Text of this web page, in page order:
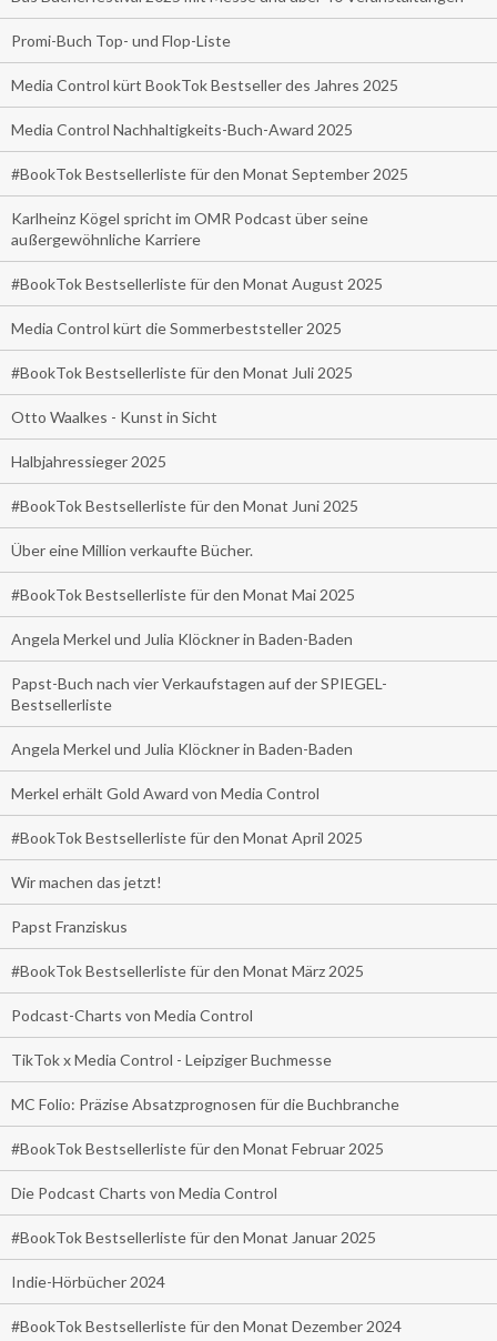
Promi-Buch Top- und Flop-Liste
Media Control kürt BookTok Bestseller des Jahres 2025
Media Control Nachhaltigkeits-Buch-Award 2025
#BookTok Bestsellerliste für den Monat September 2025
Karlheinz Kögel spricht im OMR Podcast über seine
außergewöhnliche Karriere
#BookTok Bestsellerliste für den Monat August 2025
Media Control kürt die Sommerbeststeller 2025
#BookTok Bestsellerliste für den Monat Juli 2025
Otto Waalkes - Kunst in Sicht
Halbjahressieger 2025
#BookTok Bestsellerliste für den Monat Juni 2025
Über eine Million verkaufte Bücher.
#BookTok Bestsellerliste für den Monat Mai 2025
Angela Merkel und Julia Klöckner in Baden-Baden
Papst-Buch nach vier Verkaufstagen auf der SPIEGEL-
Bestsellerliste
Angela Merkel und Julia Klöckner in Baden-Baden
Merkel erhält Gold Award von Media Control
#BookTok Bestsellerliste für den Monat April 2025
Wir machen das jetzt!
Papst Franziskus
#BookTok Bestsellerliste für den Monat März 2025
Podcast-Charts von Media Control
TikTok x Media Control - Leipziger Buchmesse
MC Folio: Präzise Absatzprognosen für die Buchbranche
#BookTok Bestsellerliste für den Monat Februar 2025
Die Podcast Charts von Media Control
#BookTok Bestsellerliste für den Monat Januar 2025
Indie-Hörbücher 2024
#BookTok Bestsellerliste für den Monat Dezember 2024